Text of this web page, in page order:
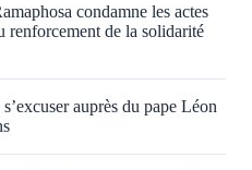
condamne les actes
renforcement de la solidarité
auprès du pape Léon